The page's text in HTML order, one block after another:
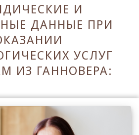
И
ДАННЫЕ ПРИ
УСЛУГ
ИЗ ГАННОВЕРА:
Вы принимаете его Правила.
Правила и закрыть ✖